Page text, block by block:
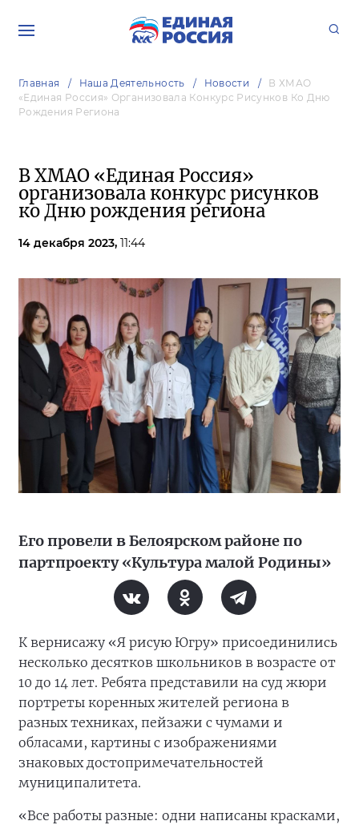
Главная Наша Деятельность Новости
В ХМАО
«Единая Россия» Организовала Конкурс Рисунков Ко Дню
Рождения Региона
В ХМАО «Единая Россия»
организовала конкурс рисунков
ко Дню рождения региона
14 декабря 2023, 11:44
Его провели в Белоярском районе по
партпроекту «Культура малой Родины»
К вернисажу «Я рисую Югру» присоединились
несколько десятков школьников в возрасте от
10 до 14 лет. Ребята представили на суд жюри
портреты коренных жителей региона в
разных техниках, пейзажи с чумами и
обласами, картины с изображениями
знаковых достопримечательностей
муниципалитета.
«Все работы разные: одни написаны красками,